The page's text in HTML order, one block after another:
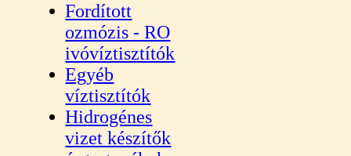
Fordított
ozmózis - RO
ivóvíztisztítók
Egyéb
víztisztítók
Hidrogénes
vizet készítők